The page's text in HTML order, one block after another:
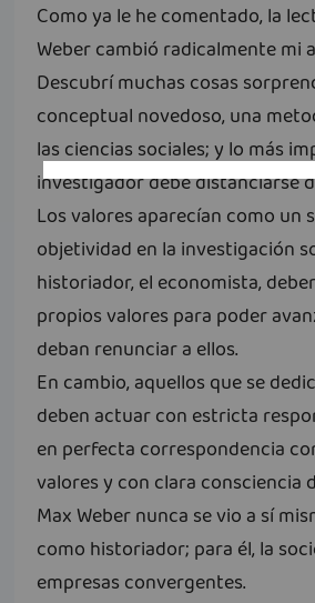
Como ya le he comentado, la
Weber cambió radicalmente mi
Descubrí muchas cosas
conceptual novedoso, una
las ciencias sociales; y lo más
investigador debe distanciarse
Los valores aparecían como un
objetividad en la investigación
historiador, el economista,
propios valores para poder
deban renunciar a ellos.
En cambio, aquellos que se
deben actuar con estricta
en perfecta correspondencia
valores y con clara consciencia
Max Weber nunca se vio a sí
como historiador; para él, la
empresas convergentes.